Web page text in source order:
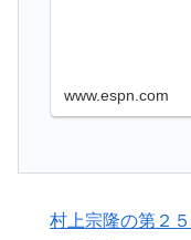
www.espn.com
村上宗隆の第２